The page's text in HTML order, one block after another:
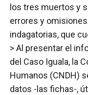
los tres muertos y
errores y
indagatorias, que
> Al presentar el
del Caso Iguala, la
Humanos (CNDH)
datos -las fichas-,